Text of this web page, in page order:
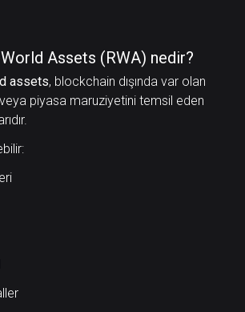
Assets (RWA) nedir?
assets, blockchain dışında var olan
piyasa maruziyetini temsil eden